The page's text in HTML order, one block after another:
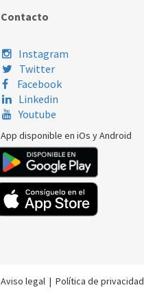
Contacto
Instagram
Twitter
Facebook
Linkedin
Youtube
App disponible en iOs y Android
Aviso legal | Política de privacidad